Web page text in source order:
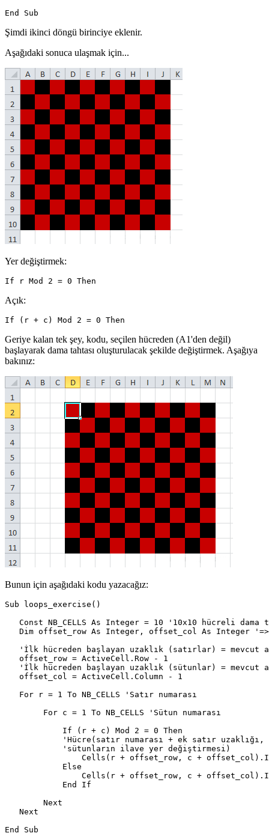
Şimdi ikinci döngü birinciye eklenir.
Aşağıdaki sonuca ulaşmak için...
Yer değiştirmek:
Açık:
Geriye kalan tek şey, kodu, seçilen hücreden (A1'den değil)
başlayarak dama tahtası oluşturulacak şekilde değiştirmek. Aşağıya
bakınız:
Bunun için aşağıdaki kodu yazacağız:
Sub loops_exercise()
Const NB_CELLS As Integer = 10 '10x10 hücreli dama
Dim offset_row As Integer, offset_col As Integer
'İlk hücreden başlayan uzaklık (satırlar) = mevcut
   offset_row = ActiveCell.Row - 1
'İlk hücreden başlayan uzaklık (sütunlar) = mevcut
   offset_col = ActiveCell.Column - 1
   For r = 1 To NB_CELLS 'Satır numarası
        For c = 1 To NB_CELLS 'Sütun numarası
            If (r + c) Mod 2 = 0 Then
'Hücre(satır numarası + ek satır uzaklığı,
            'sütunların ilave yer değiştirmesi)
Cells(r + offset_row, c +
            Else
Cells(r + offset_row, c +
            End If
        Next
   Next